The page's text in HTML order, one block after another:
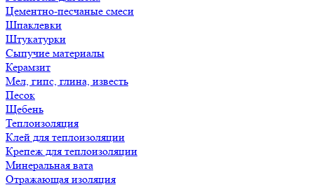
Цементно-песчаные смеси
Шпаклевки
Штукатурки
Сыпучие материалы
Керамзит
Мел, гипс, глина, известь
Песок
Щебень
Теплоизоляция
Клей для теплоизоляции
Крепеж для теплоизоляции
Минеральная вата
Отражающая изоляция